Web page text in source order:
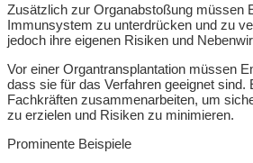
Zusätzlich zur Organabstoßung müssen
Immunsystem zu unterdrücken und zu
jedoch ihre eigenen Risiken und
Vor einer Organtransplantation müssen
dass sie für das Verfahren geeignet
Fachkräften zusammenarbeiten, um
zu erzielen und Risiken zu minimieren.
Prominente Beispiele